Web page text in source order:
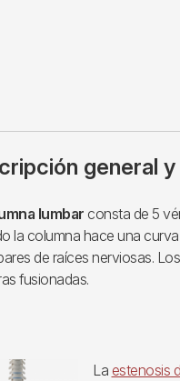
general
lumbar consta de 5
la columna hace una
de raíces nerviosas.
fusionadas.
La estenosis